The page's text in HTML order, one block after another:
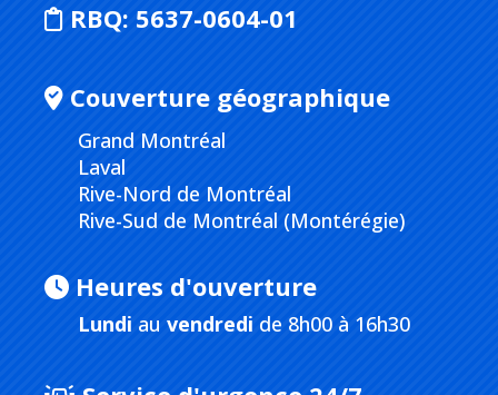
RBQ: 5637-0604-01
Couverture géographique
Grand Montréal
Laval
Rive-Nord de Montréal
Rive-Sud de Montréal (Montérégie)
Heures d'ouverture
Lundi au vendredi de 8h00 à 16h30